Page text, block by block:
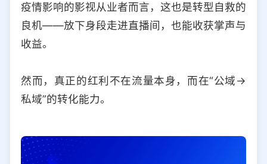
疫情影响的影视从业者而言，这也是转型自救的
良机——放下身段走进直播间，也能收获掌声与
收益。
然而，真正的红利不在流量本身，而在“公域→
私域”的转化能力。